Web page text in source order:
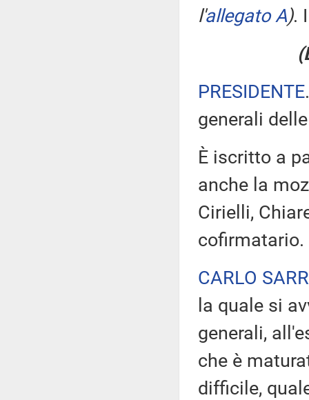
l'allegato A).
PRESIDENTE
generali
È iscritto a
anche la
Cirielli,
cofirmatario.
CARLO
la quale si
generali,
che è
difficile,